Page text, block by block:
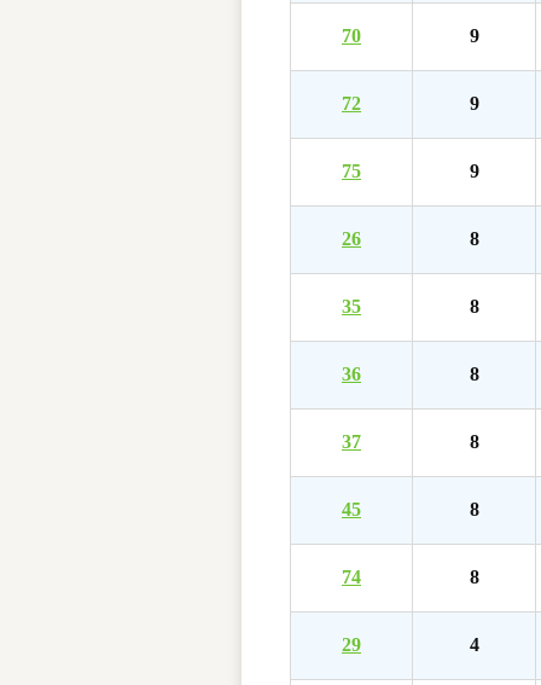
70 9
72 9
75 9
26 8
35 8
36 8
37 8
45 8
74 8
29 4